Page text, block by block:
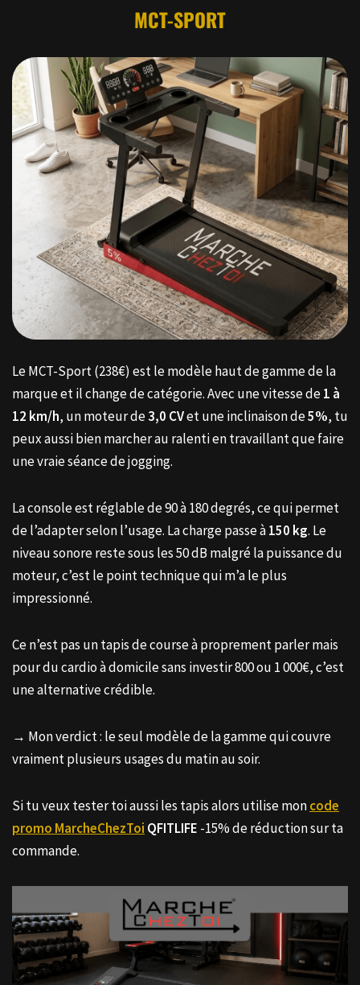
MCT-SPORT
Le MCT-Sport (238€) est le modèle haut de gamme de la
marque et il change de catégorie. Avec une vitesse de1 à
12 km/h, un moteur de3,0 CVet une inclinaison de5%, tu
peux aussi bien marcher au ralenti en travaillant que faire
une vraie séance de jogging.
La console est réglable de 90 à 180 degrés, ce qui permet
de l’adapter selon l’usage. La charge passe à150 kg. Le
niveau sonore reste sous les 50 dB malgré la puissance du
moteur, c’est le point technique qui m’a le plus
impressionné.
Ce n’est pas un tapis de course à proprement parler mais
pour du cardio à domicile sans investir 800 ou 1 000€, c’est
une alternative crédible.
→ Mon verdict : le seul modèle de la gamme qui couvre
vraiment plusieurs usages du matin au soir.
Si tu veux tester toi aussi les tapis alors utilise moncode
promo MarcheChezToi QFITLIFE -15% de réduction sur ta
commande.